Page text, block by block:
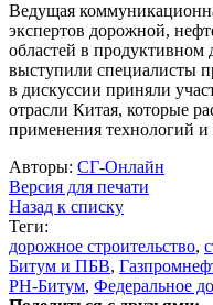
Ведущая
экспертов дорожной,
областей в продуктивном
выступили специалисты
в дискуссии приняли
отрасли Китая, которые
применения технологий и
Авторы: СГ-Онлайн
Версия для печати
Назад к списку
Теги:
дорожное строительство,
Битум и ПБВ,
РН-Битум, Федеральное